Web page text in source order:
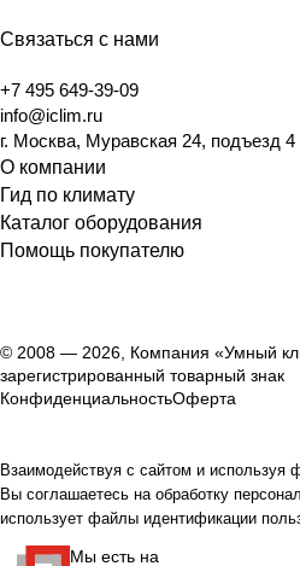
Связаться с нами
+7 495 649-39-09
info@iclim.ru
г. Москва, Муравская 24, подъезд 4
О компании
Гид по климату
Каталог оборудования
Помощь покупателю
© 2008 — 2026, Компания «Умный
зарегистрированный товарный знак
КонфиденциальностьОферта
Взаимодействуя с сайтом и используя
Вы соглашаетесь на обработку
использует файлы идентификации
Мы есть на